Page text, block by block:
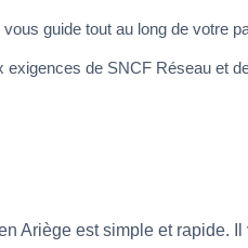
guide tout au long de votre
de SNCF Réseau et
Ariège est simple et rapide.